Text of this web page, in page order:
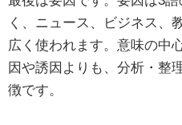
く、ニュース、ビジネス、
広く使われます。意味の中
因や誘因よりも、分析・整
徴です。